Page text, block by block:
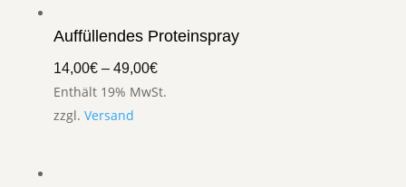
Auffüllendes Proteinspray
14,00€– 49,00€
Enthält 19% MwSt.
zzgl. Versand